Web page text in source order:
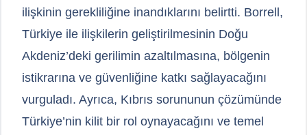
ilişkinin gerekliliğine inandıklarını belirtti. Borrell,
Türkiye ile ilişkilerin geliştirilmesinin Doğu
Akdeniz’deki gerilimin azaltılmasına, bölgenin
istikrarına ve güvenliğine katkı sağlayacağını
vurguladı. Ayrıca, Kıbrıs sorununun çözümünde
Türkiye’nin kilit bir rol oynayacağını ve temel